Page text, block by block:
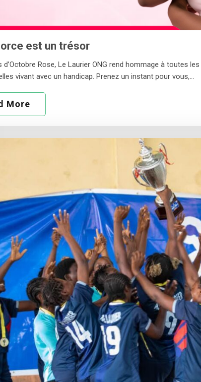
est un trésor
d’Octobre Rose, Le Laurier ONG rend hommage à toutes
vivant avec un handicap. Prenez un instant pour vous,…
More